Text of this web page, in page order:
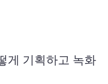
게 기획하고 녹화